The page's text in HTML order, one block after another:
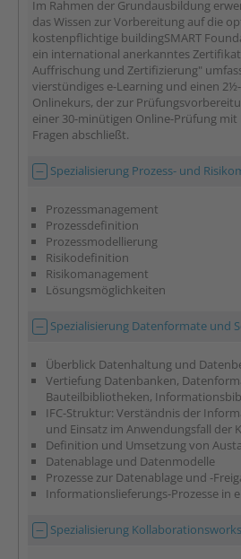
Im Rahmen der Grundausbildung
das Wissen zur Vorbereitung auf die
kostenpflichtige buildingSMART
ein international anerkanntes
Auffrischung und Zertifizierung"
vierstündiges e-Learning und einen
Onlinekurs, der zur
einer 30-minütigen Online-Prüfung
Fragen abschließt.
Spezialisierung Prozess- und
Prozessmanagement
Prozessdefinition
Prozessmodellierung
Risikodefinition
Risikomanagement
Lösungsmöglichkeiten
Spezialisierung Datenformate und
Überblick Datenhaltung und
Vertiefung Datenbanken,
Bauteilbibliotheken,
IFC-Struktur: Verständnis der
und Einsatz im Anwendungsfall der
Definition und Umsetzung von
Datenablage und Datenmodelle
Prozesse zur Datenablage und -
Informationslieferungs-Prozesse in
Spezialisierung